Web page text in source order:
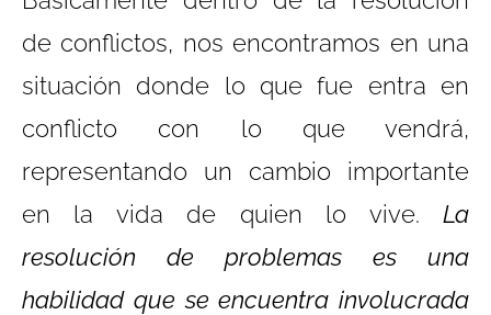
de conflictos, nos encontramos en una
situación donde lo que fue entra en
conflicto con lo que vendrá,
representando un cambio importante
en la vida de quien lo vive. La
resolución de problemas es una
habilidad que se encuentra involucrada